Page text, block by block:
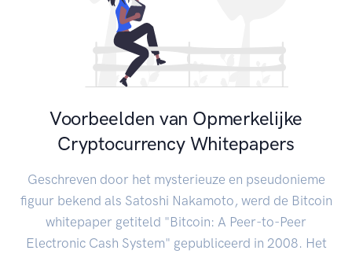
Voorbeelden van Opmerkelijke
Cryptocurrency Whitepapers
Geschreven door het mysterieuze en pseudonieme
figuur bekend als Satoshi Nakamoto, werd de Bitcoin
whitepaper getiteld "Bitcoin: A Peer-to-Peer
Electronic Cash System" gepubliceerd in 2008. Het